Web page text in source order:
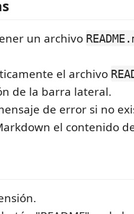
un archivo
el archivo
de la barra lateral.
de error si no
el contenido